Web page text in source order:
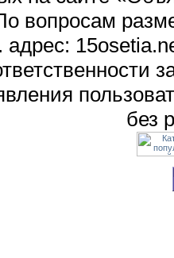
вопросам
адрес:
без